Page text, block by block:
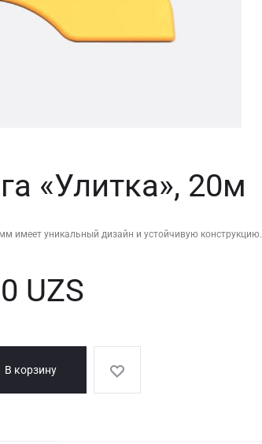
«Улитка», 20м
имеет уникальный дизайн и устойчивую конструкцию.
UZS
В корзину